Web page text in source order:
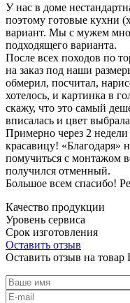
У нас в доме
поэтому готовые кухни
вариант. Мы с мужем
подходящего варианта.
После всех походов по
на заказ под наши
обмерил, посчитал,
хотелось, и картинка в
скажу, что это самый
вписалась и цвет
Примерно через 2
красавицу!
помучиться с монтажом
получился отменный.
Большое всем спасибо!
Качество продукции
Уровень сервиса
Срок изготовления
Оставить отзыв
Оставить отзыв на товар